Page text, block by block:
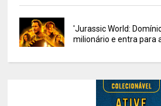
'Jurassic World:
milionário e entra para